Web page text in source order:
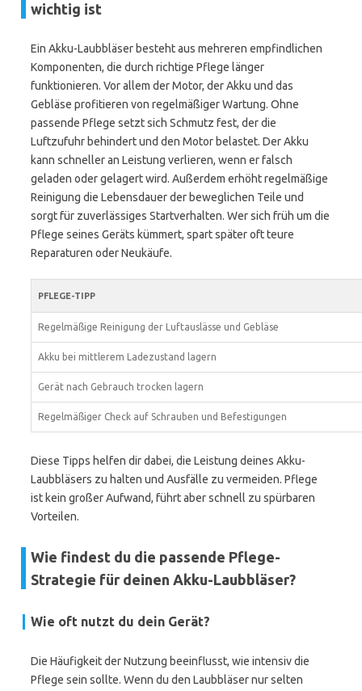
wichtig ist
Ein Akku-Laubbläser besteht aus mehreren empfindlichen
Komponenten, die durch richtige Pflege länger
funktionieren. Vor allem der Motor, der Akku und das
Gebläse profitieren von regelmäßiger Wartung. Ohne
passende Pflege setzt sich Schmutz fest, der die
Luftzufuhr behindert und den Motor belastet. Der Akku
kann schneller an Leistung verlieren, wenn er falsch
geladen oder gelagert wird. Außerdem erhöht regelmäßige
Reinigung die Lebensdauer der beweglichen Teile und
sorgt für zuverlässiges Startverhalten. Wer sich früh um die
Pflege seines Geräts kümmert, spart später oft teure
Reparaturen oder Neukäufe.
PFLEGE-TIPP
Regelmäßige Reinigung der Luftauslässe und Gebläse
Akku bei mittlerem Ladezustand lagern
Gerät nach Gebrauch trocken lagern
Regelmäßiger Check auf Schrauben und Befestigungen
Diese Tipps helfen dir dabei, die Leistung deines Akku-
Laubbläsers zu halten und Ausfälle zu vermeiden. Pflege
ist kein großer Aufwand, führt aber schnell zu spürbaren
Vorteilen.
Wie findest du die passende Pflege-
Strategie für deinen Akku-Laubbläser?
Wie oft nutzt du dein Gerät?
Die Häufigkeit der Nutzung beeinflusst, wie intensiv die
Pflege sein sollte. Wenn du den Laubbläser nur selten